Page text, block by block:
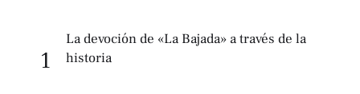
1
La devoción de «La Bajada» a través de la
historia